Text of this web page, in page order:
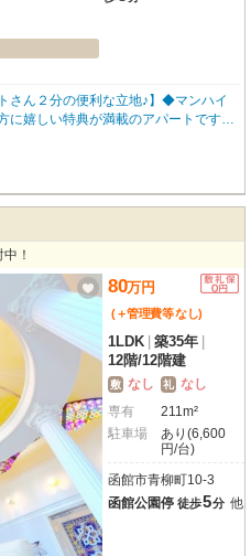
さん２分の便利な立地♪】◆マンハイ
に嬉しい特典が満載のアパートです。
【フリーレント2ヶ月】付き！ご入居
を賢く抑えたい方に特におすすめで
で、費用面でのご負担を軽減しま
の1DKは、ゆったりと過ごせる間取
。二重サッシと灯油暖房完備で、寒
ス・トイレ別、ガスコンロ2口、シ
「開発局北停」まで徒歩3分とアク
らしに便利な施設が揃っています。
保証人がいらっしゃらない方もご相談
緒に新生活を始められるのも魅力。駐
。
！
80万円
(＋管理費等なし)
1LDK 築35年
12階/12階建
敷 なし 礼 なし
専有
211m²
駐車場
あり(6,600
円/台)
函館市青柳町10-3
函館公園停 徒歩5分 他